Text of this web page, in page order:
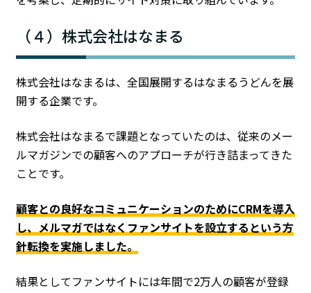
（４）株式会社はなまる
株式会社はなまるは、全国展開するはなまるうどんを展
開する企業です。
株式会社はなまるで課題となっていたのは、従来のメー
ルマガジンでの顧客へのアプローチが行き詰まってきた
ことです。
顧客との良好なコミュニケーションのためにCRMを導入
し、メルマガではなくファンサイトを設立するという方
針転換を実施しました。
結果としてファンサイトには年間で2万人の顧客が登録